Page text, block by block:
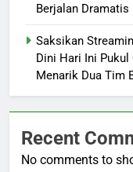
Berjalan Dramatis
Saksikan
Dini Hari Ini Pukul
Menarik Dua Tim
Recent
No comments to